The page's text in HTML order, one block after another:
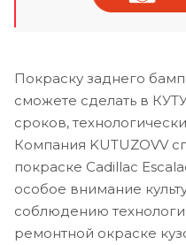
Покраску заднего
сможете сделать в
сроков,
Компания KUTUZOVV
покраске Cadillac
особое внимание
соблюдению
ремонтной окраске